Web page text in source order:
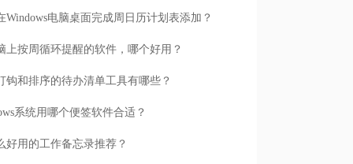
Windows电脑桌面完成周日历计划表添加？
上按周循环提醒的软件，哪个好用？
钩和排序的待办清单工具有哪些？
系统用哪个便签软件合适？
好用的工作备忘录推荐？